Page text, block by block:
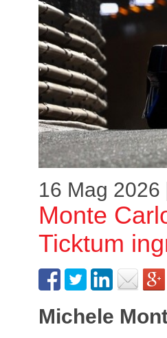
16 Mag 2026
Monte
Ticktum
Michele